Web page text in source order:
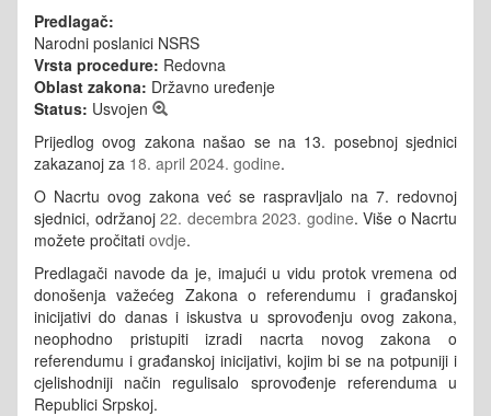
Predlagač:
Narodni poslanici NSRS
Vrsta procedure: Redovna
Oblast zakona: Državno uređenje
Status: Usvojen
Prijedlog ovog zakona našao se na 13. posebnoj sjednici
zakazanoj za 18. april 2024. godine.
O Nacrtu ovog zakona već se raspravljalo na 7. redovnoj
sjednici, održanoj 22. decembra 2023. godine. Više o Nacrtu
možete pročitati ovdje.
Predlagači navode da je, imajući u vidu protok vremena od
donošenja važećeg Zakona o referendumu i građanskoj
inicijativi do danas i iskustva u sprovođenju ovog zakona,
neophodno pristupiti izradi nacrta novog zakona o
referendumu i građanskoj inicijativi, kojim bi se na potpuniji i
cjelishodniji način regulisalo sprovođenje referenduma u
Republici Srpskoj.